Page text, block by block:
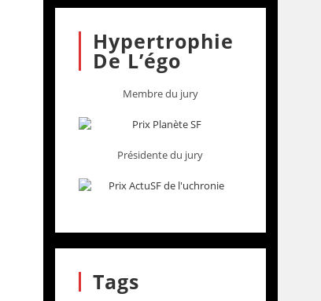
Hypertrophie
De L’égo
Membre du jury
Présidente du jury
Tags